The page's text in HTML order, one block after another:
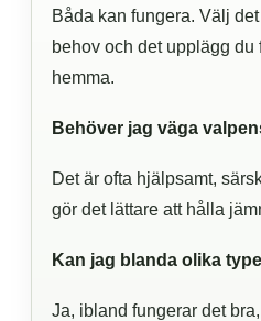
Båda kan fungera. Välj
behov och det upplägg du
hemma.
Behöver jag väga
Det är ofta hjälpsamt,
gör det lättare att hålla
Kan jag blanda olika
Ja, ibland fungerar det